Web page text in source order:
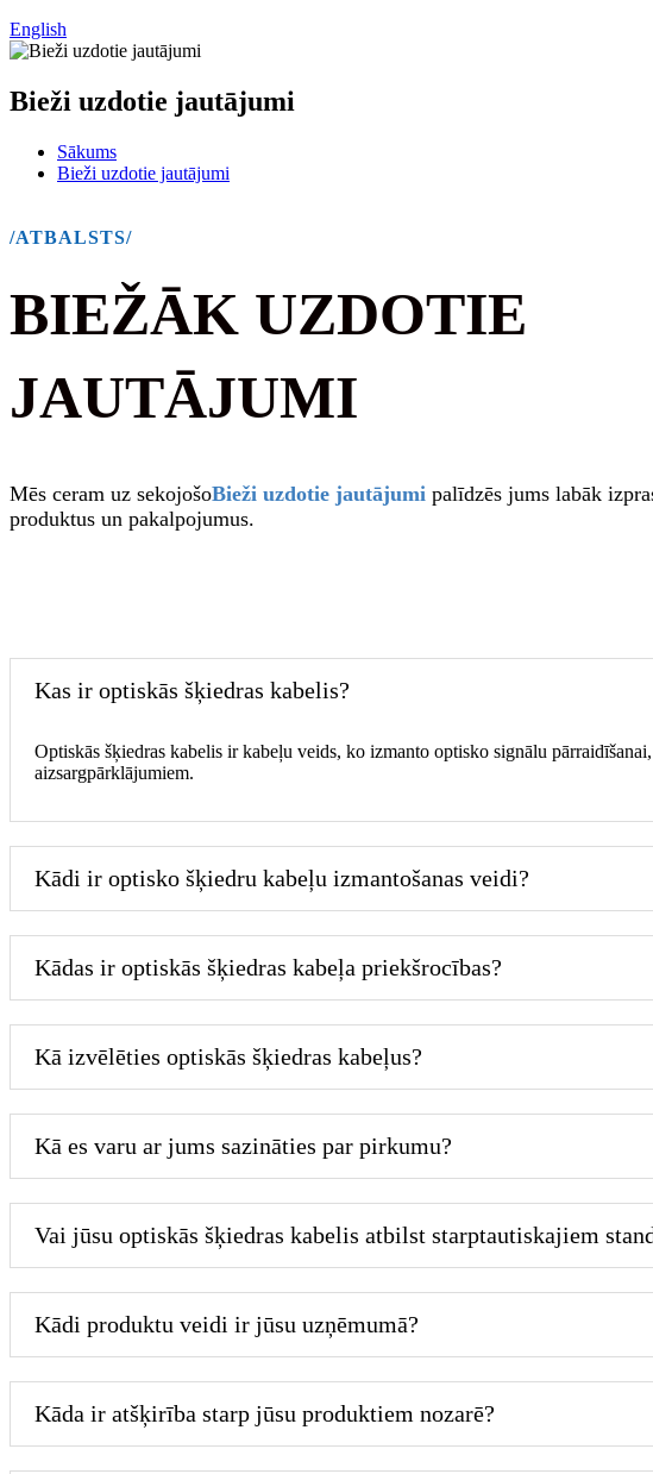
English
Bieži uzdotie jautājumi
Sākums
Bieži uzdotie jautājumi
/ATBALSTS/
BIEŽĀK UZDOTIE
JAUTĀJUMI
Mēs ceram uz sekojošoBieži uzdotie jautājumi palīdzēs jums labāk
produktus un pakalpojumus.
Kas ir optiskās šķiedras kabelis?
Optiskās šķiedras kabelis ir kabeļu veids, ko izmanto optisko signālu
aizsargpārklājumiem.
Kādi ir optisko šķiedru kabeļu izmantošanas veidi?
Kādas ir optiskās šķiedras kabeļa priekšrocības?
Kā izvēlēties optiskās šķiedras kabeļus?
Kā es varu ar jums sazināties par pirkumu?
Vai jūsu optiskās šķiedras kabelis atbilst starptautiskajiem
Kādi produktu veidi ir jūsu uzņēmumā?
Kāda ir atšķirība starp jūsu produktiem nozarē?